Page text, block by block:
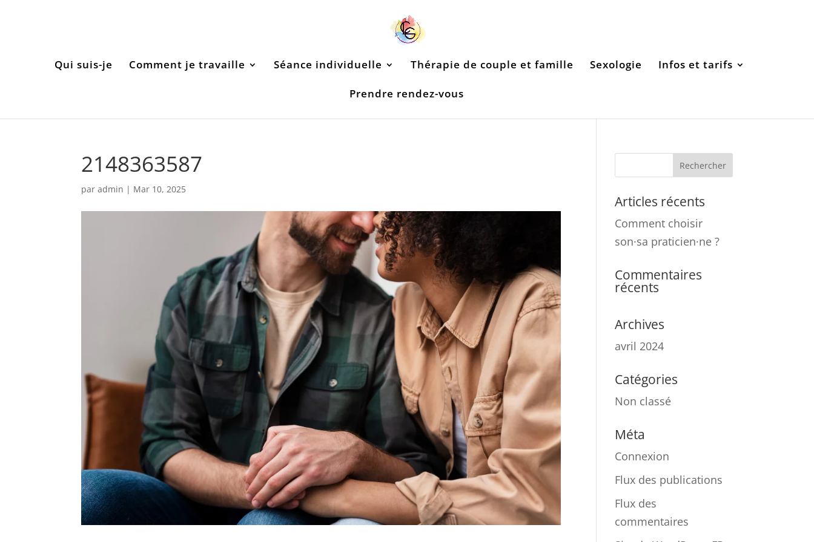
Qui suis-je Comment je travaille Séance individuelle Thérapie de couple et famille Sexologie Infos et tarifs
Prendre rendez-vous
2148363587
paradmin | Mar 10, 2025
Articles récents
Comment choisir
son·sa praticien·ne ?
Commentaires
récents
Archives
avril 2024
Catégories
Non classé
Méta
Connexion
Flux des publications
Flux des
commentaires